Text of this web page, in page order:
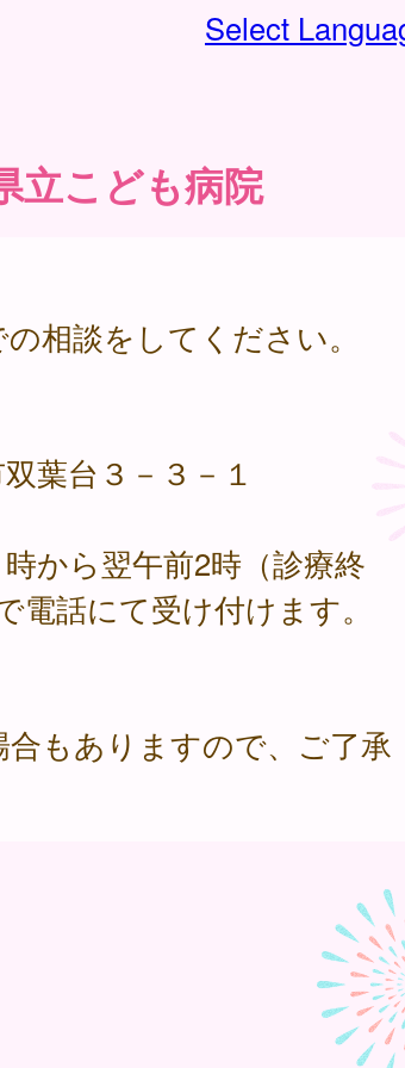
Select
立こども病院
相談をしてください。
葉台３－３－１
ら翌午前2時（診療終
電話にて受け付けます。
もありますので、ご了承